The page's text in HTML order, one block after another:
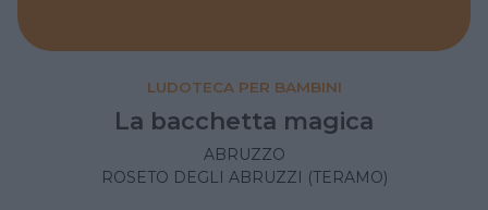
LUDOTECA PER BAMBINI
La bacchetta magica
ABRUZZO
ROSETO DEGLI ABRUZZI (TERAMO)